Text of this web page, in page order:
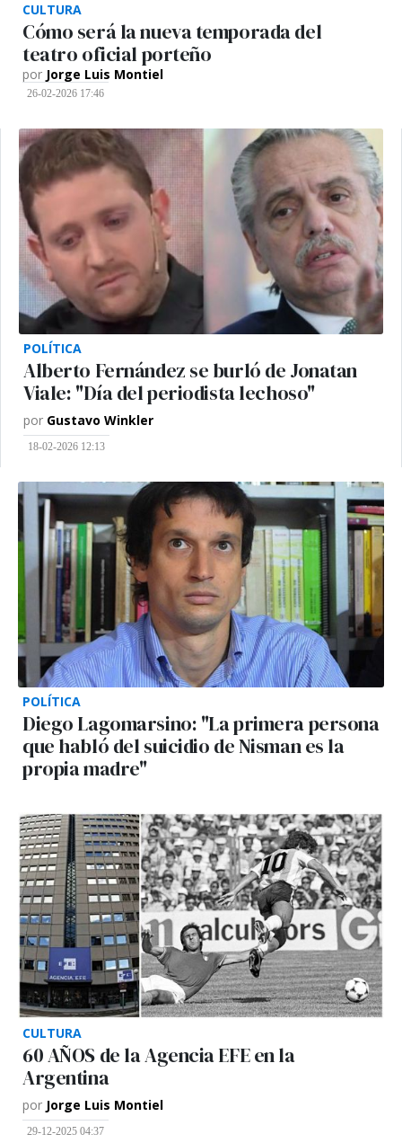
CULTURA
Cómo será la nueva temporada del
teatro oficial porteño
por Jorge Luis Montiel
26-02-2026 17:46
POLÍTICA
Alberto Fernández se burló de Jonatan
Viale: "Día del periodista lechoso"
por Gustavo Winkler
18-02-2026 12:13
POLÍTICA
Diego Lagomarsino: "La primera persona
que habló del suicidio de Nisman es la
propia madre"
CULTURA
60 AÑOS de la Agencia EFE en la
Argentina
por Jorge Luis Montiel
29-12-2025 04:37